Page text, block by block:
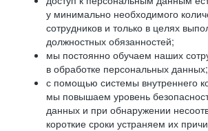
у минимально необходимого
сотрудников и только в целях
должностных обязанностей;
мы постоянно обучаем наших
в обработке персональных данных;
с помощью системы внутреннего
мы повышаем уровень
данных и при обнаружении
короткие сроки устраняем их